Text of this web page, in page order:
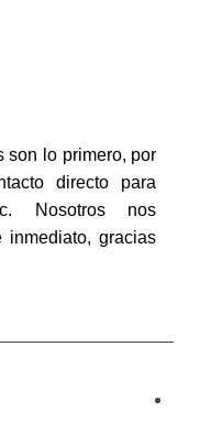
son lo primero, por
directo para
Nosotros nos
inmediato, gracias